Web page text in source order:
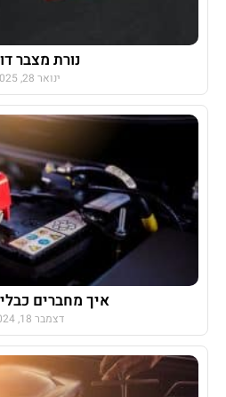
נורת מצבר
ינואר 28, 2025
איך מחברים
דצמבר 18, 2024